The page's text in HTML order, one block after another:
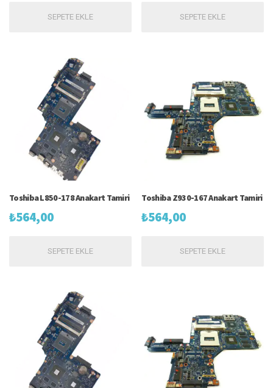
SEPETE EKLE SEPETE EKLE
Toshiba L850-178 Anakart Tamiri
₺564,00
SEPETE EKLE
Toshiba Z930-167 Anakart Tamiri
₺564,00
SEPETE EKLE